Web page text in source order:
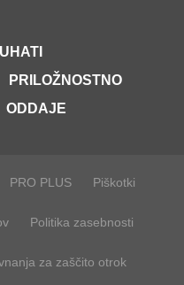
PRILOŽNOSTNO
ODDAJE
PRO PLUS Piškotki
Politika zasebnosti
za zaščito otrok